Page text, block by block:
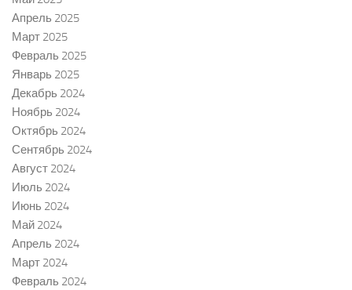
Апрель 2025
Март 2025
Февраль 2025
Январь 2025
Декабрь 2024
Ноябрь 2024
Октябрь 2024
Сентябрь 2024
Август 2024
Июль 2024
Июнь 2024
Май 2024
Апрель 2024
Март 2024
Февраль 2024